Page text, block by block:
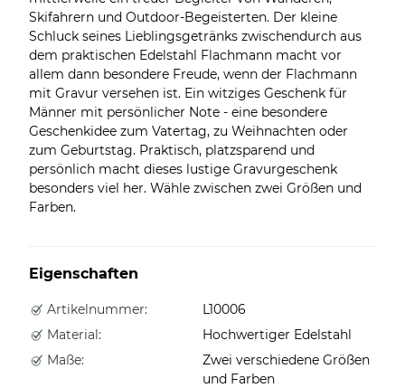
Skifahrern und Outdoor-Begeisterten. Der kleine
Schluck seines Lieblingsgetränks zwischendurch aus
dem praktischen Edelstahl Flachmann macht vor
allem dann besondere Freude, wenn der Flachmann
mit Gravur versehen ist. Ein witziges Geschenk für
Männer mit persönlicher Note - eine besondere
Geschenkidee zum Vatertag, zu Weihnachten oder
zum Geburtstag. Praktisch, platzsparend und
persönlich macht dieses lustige Gravurgeschenk
besonders viel her. Wähle zwischen zwei Größen und
Farben.
Eigenschaften
Artikelnummer:
L10006
Material:
Hochwertiger Edelstahl
Maße:
Zwei verschiedene Größen
und Farben